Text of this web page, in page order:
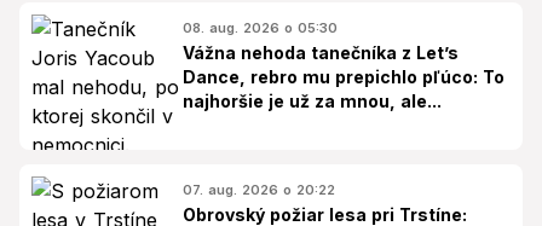
08. aug. 2026 o 05:30
Vážna nehoda tanečníka z Let’s
Dance, rebro mu prepichlo pľúco: To
najhoršie je už za mnou, ale...
07. aug. 2026 o 20:22
Obrovský požiar lesa pri Trstíne: